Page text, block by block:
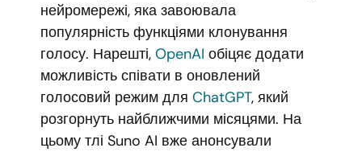
нейромережі, яка завоювала
популярність функціями клонування
голосу. Нарешті, OpenAI обіцяє додати
можливість співати в оновлений
голосовий режим для ChatGPT, який
розгорнуть найближчими місяцями. На
цьому тлі Suno AI вже анонсували